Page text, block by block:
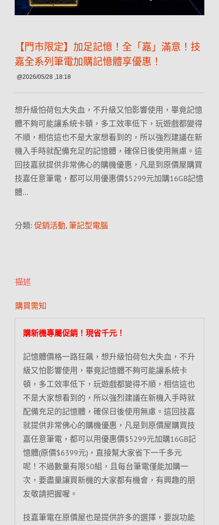
【門市限定】加足記憶！全「嘉」滿意！技
嘉全系列筆電加購記憶體享優惠！
@2026/05/28 ,18:18
想升級怕荷包大失血，不升級又怕影響使用，畢竟記憶
體不夠可能讓系統卡頓，多工效率低下，玩遊戲都變得
不順，相信這也不是大家想看到的，所以強烈建議在新
機入手時就配備充足的記憶體，確保日後使用無慮。這
回技嘉就提供非常佛心的購機優惠，凡是到原價屋購買
技嘉任意筆電，都可以用優惠價$5299元加購16GB記憶
體…
分類: 促銷活動, 筆記型電腦
描述
購買需知
購新機專屬促銷！現省千元！
記憶體價格一路狂飆，想升級怕荷包大失血，不升
級又怕影響使用，畢竟記憶體不夠可能讓系統卡
頓，多工效率低下，玩遊戲都變得不順，相信這也
不是大家想看到的，所以強烈建議在新機入手時就
配備充足的記憶體，確保日後使用無慮。這回技嘉
就提供非常佛心的購機優惠，凡是到原價屋購買技
嘉任意筆電，都可以用優惠價$5299元加購16GB記
憶體(原價$6399元)，直接幫大家省下一千多元
呢！不過數量有限50組，且每台筆電僅能加購一
次，要盡量讓買新機的大家都有機會，有興趣的朋
友敬請把握喔。
技嘉筆電在原價屋也是提供許多的選擇，要說功能